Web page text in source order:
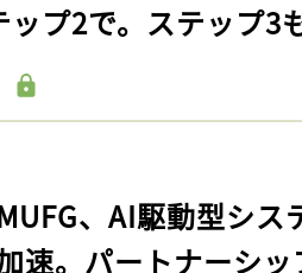
ップ2で。ステップ3
MUFG、AI駆動型シ
速。パートナーシ